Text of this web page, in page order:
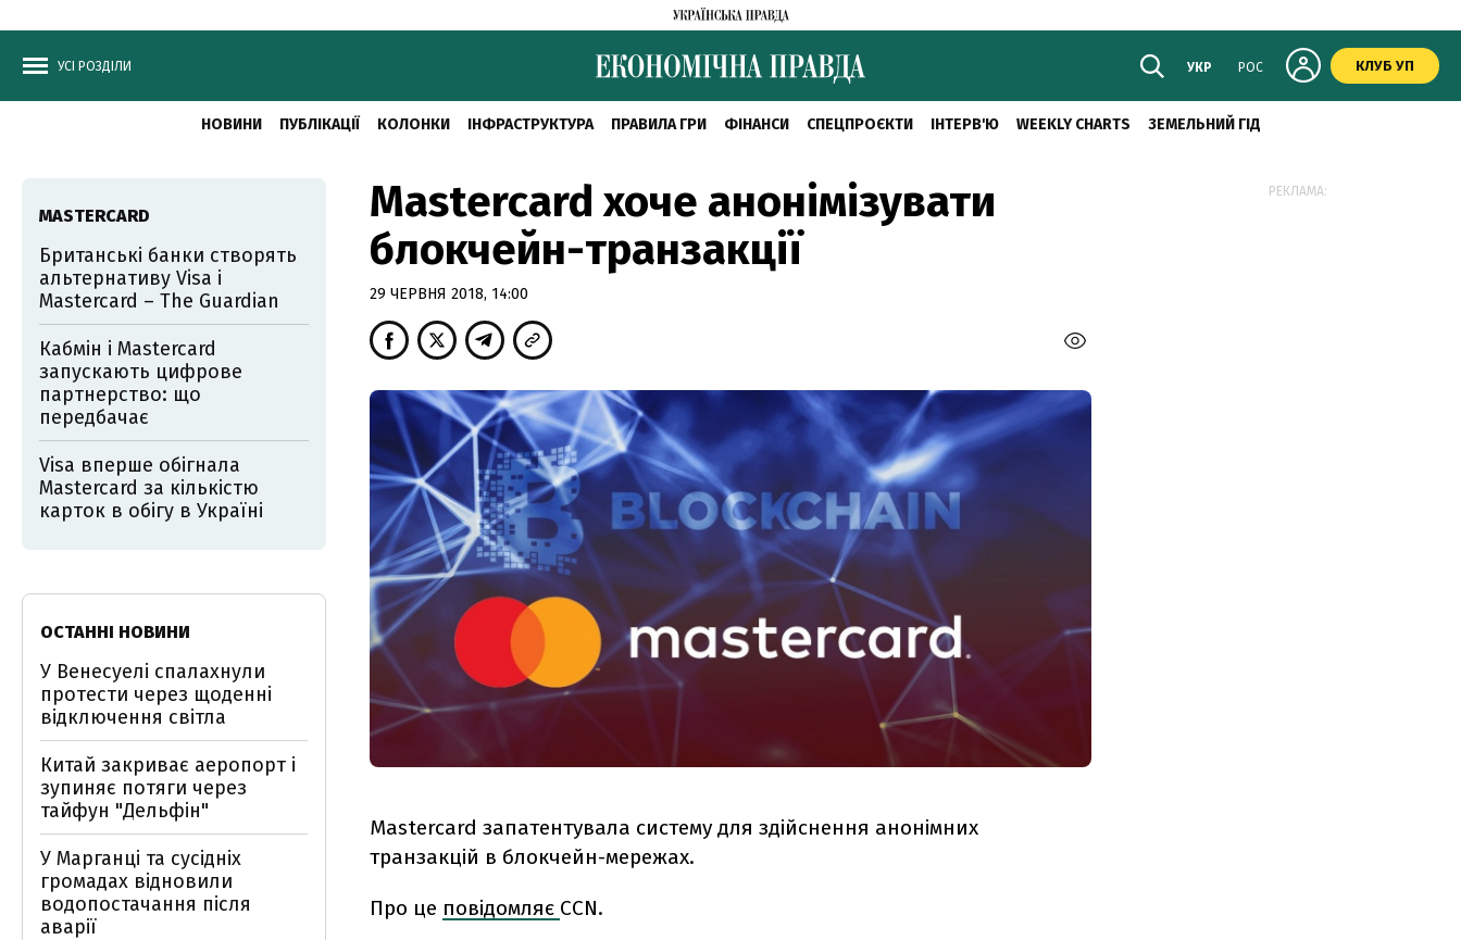
УСІ РОЗДІЛИ УКР РОС КЛУБ УП
НОВИНИ ПУБЛІКАЦІЇ КОЛОНКИ ІНФРАСТРУКТУРА ПРАВИЛА ГРИ ФІНАНСИ СПЕЦПРОЄКТИ ІНТЕРВ'Ю WEEKLY CHARTS ЗЕМЕЛЬНИЙ ГІД
Mastercard хоче анонімізувати
блокчейн-транзакції
29 ЧЕРВНЯ 2018, 14:00
Mastercard запатентувала систему для здійснення анонімних
транзакцій в блокчейн-мережах.
Про це повідомляє CCN.
MASTERCARD
Британські банки створять
альтернативу Visa і
Mastercard – The Guardian
Кабмін і Mastercard
запускають цифрове
партнерство: що
передбачає
Visa вперше обігнала
Mastercard за кількістю
карток в обігу в Україні
ОСТАННІ НОВИНИ
У Венесуелі спалахнули
протести через щоденні
відключення світла
Китай закриває аеропорт і
зупиняє потяги через
тайфун "Дельфін"
У Марганці та сусідніх
громадах відновили
водопостачання після
аварії
РЕКЛАМА: